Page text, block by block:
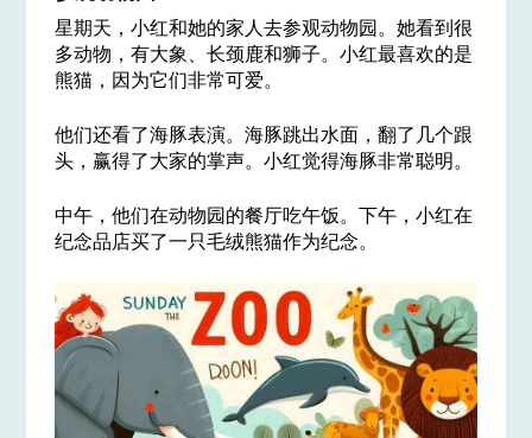
星期天，小红和她的家人去参观动物园。她看到很
多动物，有大象、长颈鹿和狮子。小红最喜欢的是
熊猫，因为它们非常可爱。
他们还看了海豚表演。海豚跳出水面，翻了几个跟
头，赢得了大家的掌声。小红觉得海豚非常聪明。
中午，他们在动物园的餐厅吃午饭。下午，小红在
纪念品店买了一只毛绒熊猫作为纪念。